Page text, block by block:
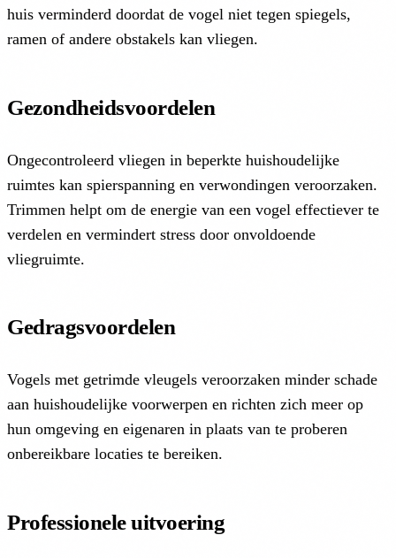
huis verminderd doordat de vogel niet tegen spiegels,
ramen of andere obstakels kan vliegen.
Gezondheidsvoordelen
Ongecontroleerd vliegen in beperkte huishoudelijke
ruimtes kan spierspanning en verwondingen veroorzaken.
Trimmen helpt om de energie van een vogel effectiever te
verdelen en vermindert stress door onvoldoende
vliegruimte.
Gedragsvoordelen
Vogels met getrimde vleugels veroorzaken minder schade
aan huishoudelijke voorwerpen en richten zich meer op
hun omgeving en eigenaren in plaats van te proberen
onbereikbare locaties te bereiken.
Professionele uitvoering